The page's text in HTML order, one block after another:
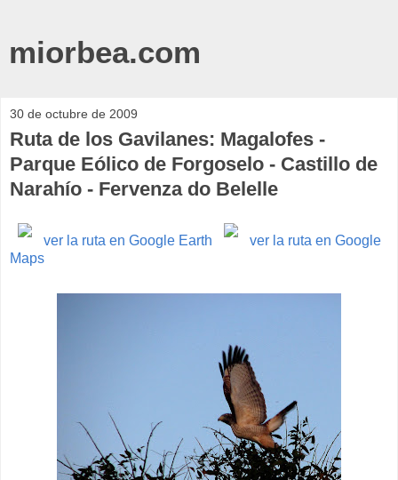
miorbea.com
30 de octubre de 2009
Ruta de los Gavilanes: Magalofes -
Parque Eólico de Forgoselo - Castillo de
Narahío - Fervenza do Belelle
ver la ruta en Google Earth
ver la ruta en Google
Maps